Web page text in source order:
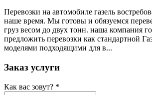
Перевозки на автомобиле газель
наше время. Мы готовы и обязуемся
груз весом до двух тонн. наша компания
предложить перевозки как стандартной
моделями подходящими для в...
Заказ услуги
Как вас зовут? *